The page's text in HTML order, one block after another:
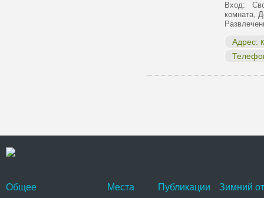
Вход:
комната,
Адрес:
Общее Места Публикации Зимний